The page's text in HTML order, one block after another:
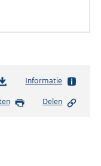
Informatie
Delen